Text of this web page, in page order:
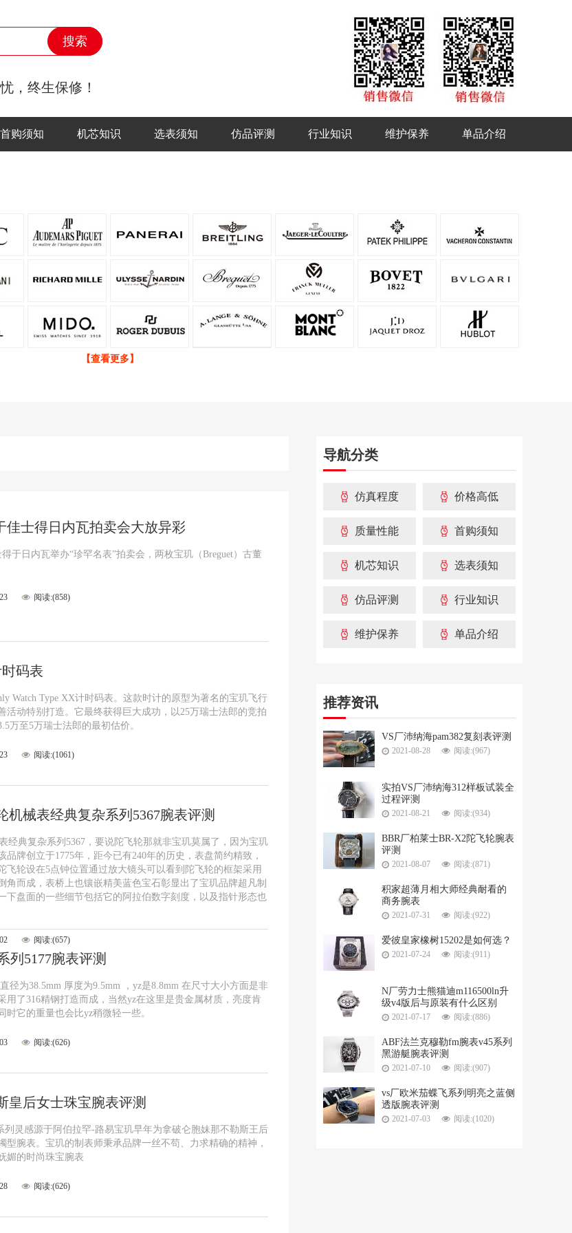
，终生保修！
首购须知 机芯知识 选表须知 仿品评测 行业知识 维护保养 单品介绍
【查看更多】
佳士得日内瓦拍卖会大放异彩
于日内瓦举办“珍罕名表”拍卖会，两枚宝玑（Breguet）古董
阅读:(858)
码表
Watch Type XX计时码表。这款时计的原型为著名的宝玑飞行
活动特别打造。它最终获得巨大成功，以25万瑞士法郎的竞拍
万至5万瑞士法郎的最初估价。
阅读:(1061)
机械表经典复杂系列5367腕表评测
经典复杂系列5367，要说陀飞轮那就非宝玑莫属了，因为宝玑
品牌创立于1775年，距今已有240年的历史，表盘简约精致，
飞轮设在5点钟位置通过放大镜头可以看到陀飞轮的框架采用
角而成，表桥上也镶嵌精美蓝色宝石彰显出了宝玑品牌超凡制
下盘面的一些细节包括它的阿拉伯数字刻度，以及指针形态也
阅读:(657)
列5177腕表评测
径为38.5mm 厚度为9.5mm ，yz是8.8mm 在尺寸大小方面是非
用了316精钢打造而成，当然yz在这里是贵金属材质，亮度肯
时它的重量也会比yz稍微轻一些。
阅读:(626)
皇后女士珠宝腕表评测
列灵感源于阿伯拉罕-路易宝玑早年为拿破仑胞妹那不勒斯王后
型腕表。宝玑的制表师秉承品牌一丝不苟、力求精确的精神，
媚的时尚珠宝腕表
阅读:(626)
导航分类
仿真程度 价格高低
质量性能 首购须知
机芯知识 选表须知
仿品评测 行业知识
维护保养 单品介绍
推荐资讯
VS厂沛纳海pam382复刻表评测
2021-08-28 阅读:(967)
实拍VS厂沛纳海312样板试装全
过程评测
2021-08-21 阅读:(934)
BBR厂柏莱士BR-X2陀飞轮腕表
评测
2021-08-07 阅读:(871)
积家超薄月相大师经典耐看的
商务腕表
2021-07-31 阅读:(922)
爱彼皇家橡树15202是如何选？
2021-07-24 阅读:(911)
N厂劳力士熊猫迪m116500ln升
级v4版后与原装有什么区别
2021-07-17 阅读:(886)
ABF法兰克穆勒fm腕表v45系列
黑游艇腕表评测
2021-07-10 阅读:(907)
vs厂欧米茄蝶飞系列明亮之蓝侧
透版腕表评测
2021-07-03 阅读:(1020)